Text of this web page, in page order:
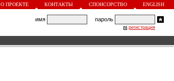
О ПРОЕКТЕ КОНТАКТЫ СПОНСОРСТВО ENGLISH
имя пароль
регистрация